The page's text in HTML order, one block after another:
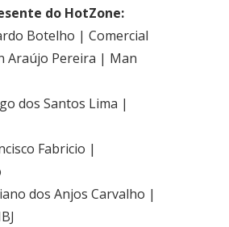
do HotZone:
Botelho | Comercial
Araújo Pereira | Man
dos Santos Lima |
Fabricio |
dos Anjos Carvalho |